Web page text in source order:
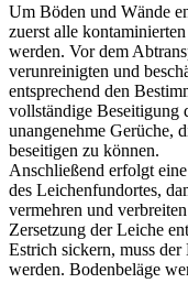
Um Böden und Wände
zuerst alle
werden. Vor dem
verunreinigten und
entsprechend den
vollständige Beseitigung
unangenehme Gerüche,
beseitigen zu können.
Anschließend erfolgt
des Leichenfundortes,
vermehren und
Zersetzung der Leiche
Estrich sickern, muss
werden. Bodenbeläge